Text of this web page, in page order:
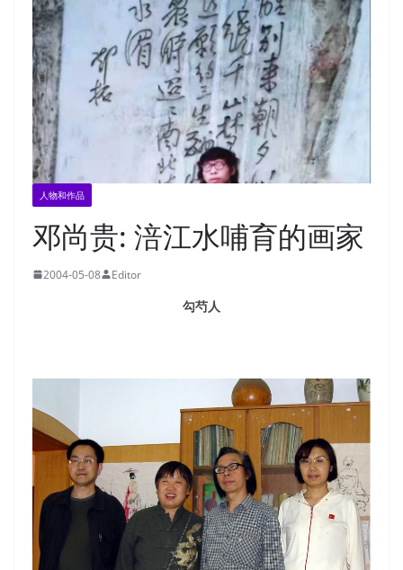
人物和作品
邓尚贵: 涪江水哺育的画家
2004-05-08 Editor
勾芍人